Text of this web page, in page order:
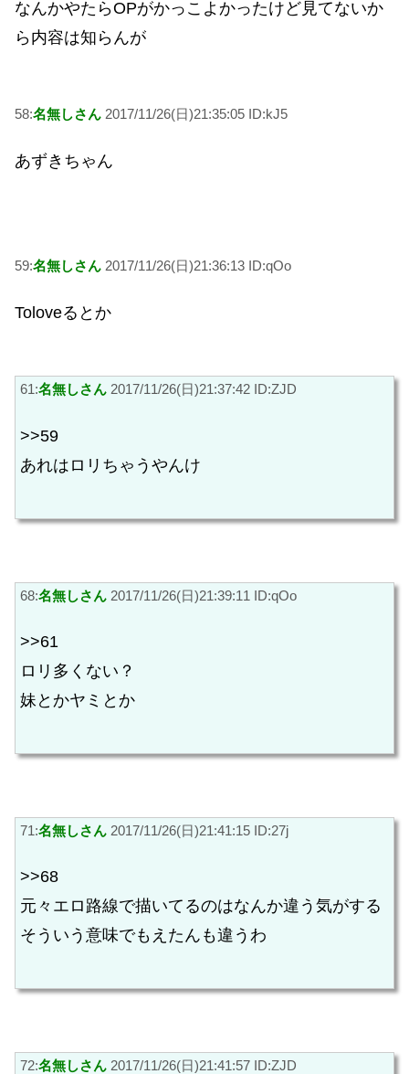
なんかやたらOPがかっこよかったけど見てないか
ら内容は知らんが
58:名無しさん 2017/11/26(日)21:35:05 ID:kJ5
あずきちゃん
59:名無しさん 2017/11/26(日)21:36:13 ID:qOo
Toloveるとか
61:名無しさん 2017/11/26(日)21:37:42 ID:ZJD
>>59
あれはロリちゃうやんけ
68:名無しさん 2017/11/26(日)21:39:11 ID:qOo
>>61
ロリ多くない？
妹とかヤミとか
71:名無しさん 2017/11/26(日)21:41:15 ID:27j
>>68
元々エロ路線で描いてるのはなんか違う気がする
そういう意味でもえたんも違うわ
72:名無しさん 2017/11/26(日)21:41:57 ID:ZJD